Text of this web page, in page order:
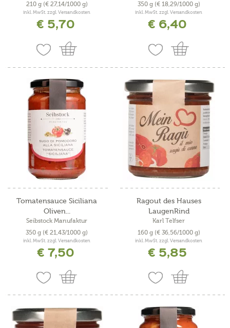
210 g (€ 27,14/1000 g)
inkl. MwSt. zzgl. Versandkosten
€ 5,70
350 g (€ 18,29/1000 g)
inkl. MwSt. zzgl. Versandkosten
€ 6,40
Tomatensauce Siciliana
Oliven...
Seibstock Manufaktur
350 g (€ 21,43/1000 g)
inkl. MwSt. zzgl. Versandkosten
€ 7,50
Ragout des Hauses
LaugenRind
Karl Telfser
160 g (€ 36,56/1000 g)
inkl. MwSt. zzgl. Versandkosten
€ 5,85